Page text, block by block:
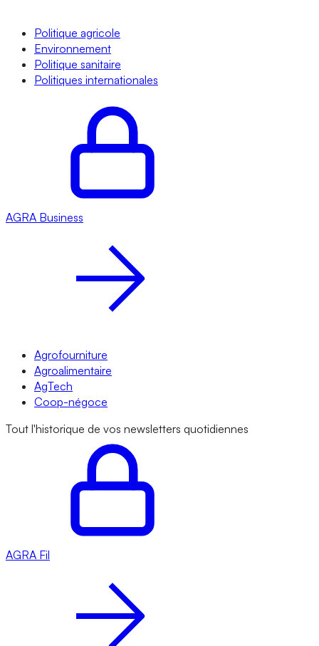
Politique agricole
Environnement
Politique sanitaire
Politiques internationales
AGRA Business
Agrofourniture
Agroalimentaire
AgTech
Coop-négoce
Tout l'historique de vos newsletters quotidiennes
AGRA Fil